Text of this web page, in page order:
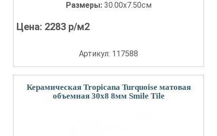
Размеры: 30.00x7.50см
Цена: 2283 р/м2
Артикул: 117588
Керамическая Tropicana Turquoise матовая
объемная 30x8 8мм Smile Tile